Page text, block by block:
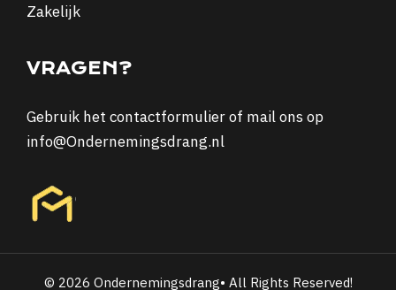
Zakelijk
VRAGEN?
Gebruik het contactformulierof mail ons op
info@Ondernemingsdrang.nl
© 2026 Ondernemingsdrang• All Rights Reserved!